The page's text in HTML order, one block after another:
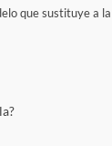
que sustituye a la